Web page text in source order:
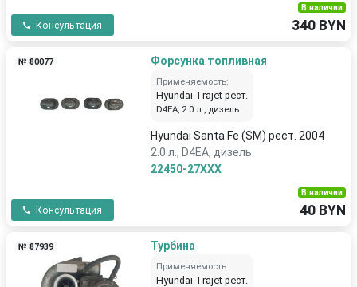
Консультация
В наличии
340 BYN
№ 80077 Форсунка топливная
Применяемость:
Hyundai Trajet рест.
D4EA, 2.0 л., дизель
Hyundai Santa Fe (SM) рест. 2004
2.0 л., D4EA, дизель
22450-27XXX
Консультация
В наличии
40 BYN
№ 87939 Турбина
Применяемость:
Hyundai Trajet рест.